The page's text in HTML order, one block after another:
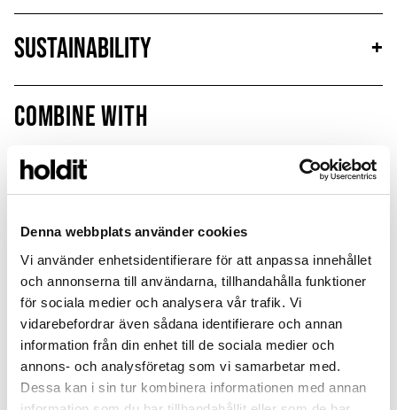
Denna webbplats använder cookies
Vi använder enhetsidentifierare för att anpassa innehållet
och annonserna till användarna, tillhandahålla funktioner
för sociala medier och analysera vår trafik. Vi
vidarebefordrar även sådana identifierare och annan
information från din enhet till de sociala medier och
annons- och analysföretag som vi samarbetar med.
Dessa kan i sin tur kombinera informationen med annan
Sustainability
+
Combine with
Wavy Case Wavy Case